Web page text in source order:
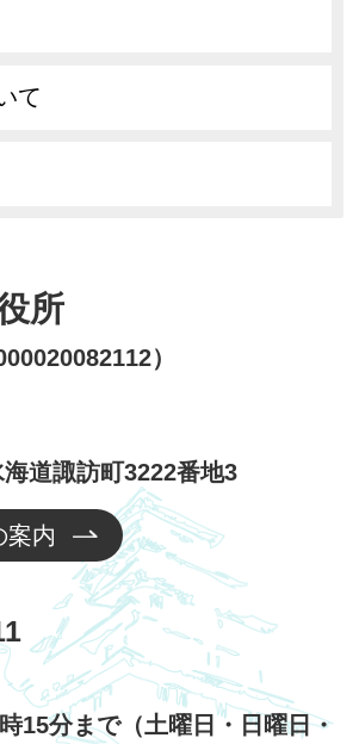
て
所
）
道諏訪町3222番地3
案内
15分まで（土曜日・日曜日・